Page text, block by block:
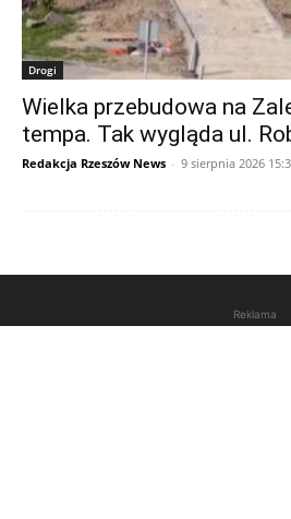
Drogi
Wielka przebudowa na
tempa. Tak wygląda ul.
Redakcja Rzeszów News - 9 sierpnia 2026
Reklama